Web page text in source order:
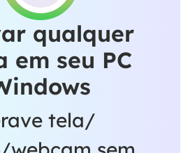
qualquer
em seu PC
tela/